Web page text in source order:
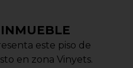
este piso de
en zona Vinyets.